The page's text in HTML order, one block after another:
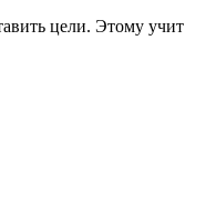
цели. Этому учит